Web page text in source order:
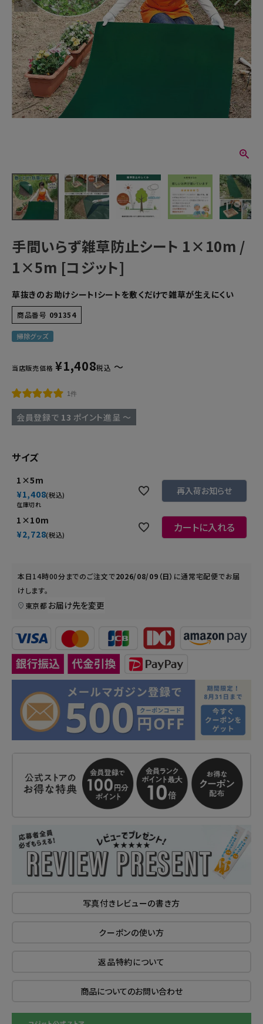
手間いらず雑草防止シート 1×10m /
1×5m [コジット]
草抜きのお助けシート!シートを敷くだけで雑草が生えにくい
商品番号 091354
掃除グッズ
当店販売価格 ¥1,408税込 〜
1件
会員登録で 13 ポイント進呈 〜
サイズ
1×5m
¥1,408 税込
在庫切れ
再入荷お知らせ
1×10m
¥2,728 税込
カートに入れる
本日14時00分までのご注文で2026/08/09（日） に通常宅配便でお届
けします。
東京都 お届け先を変更
写真付きレビューの書き方
クーポンの使い方
返品特約について
商品についてのお問い合わせ